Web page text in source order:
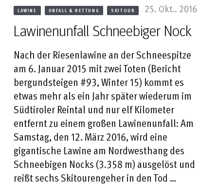
Lawinenunfall Schneebiger Nock
LAWINE UNFALL & RETTUNG SKITOUR 25. Okt.. 2016
Nach derRiesenlawine an der Schneespitze
am 6. Januar 2015 mit zwei Toten (Bericht
bergundsteigen #93, Winter 15) kommt es
etwas mehr als ein Jahr später wiederum im
Südtiroler Reintal und nur elf Kilometer
entfernt zu einem großen Lawinenunfall: Am
Samstag, den 12. März 2016, wird eine
gigantische Lawine am Nordwesthang des
Schneebigen Nocks (3.358 m) ausgelöst und
reißt sechs Skitourengeher in den Tod …